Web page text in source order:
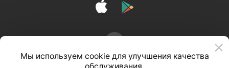
Мы используем cookie для улучшения качества